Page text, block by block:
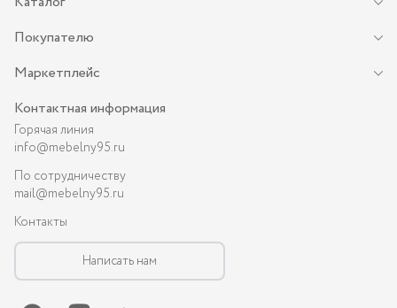
Покупателю
Маркетплейс
Контактная информация
Горячая линия
info@mebelny95.ru
По сотрудничеству
mail@mebelny95.ru
Контакты
Написать нам